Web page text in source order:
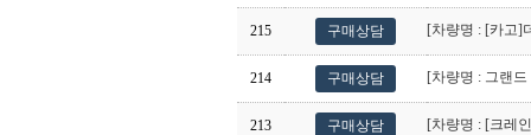
215 구매상담 [차량명 : [카고]
214 구매상담 [차량명 : 그랜
213 구매상담 [차량명 : [크레